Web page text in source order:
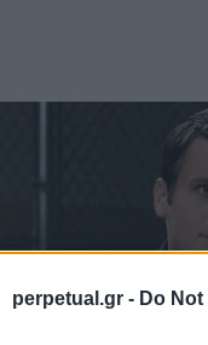
perpetual.gr - Do